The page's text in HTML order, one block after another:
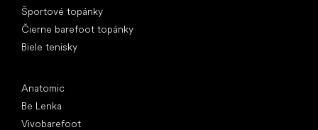
Športové topánky
Čierne barefoot topánky
Biele tenisky
Anatomic
Be Lenka
Vivobarefoot